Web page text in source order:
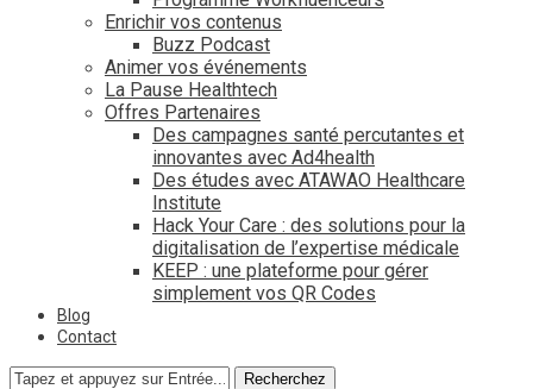
Enrichir vos contenus
Buzz Podcast
Animer vos événements
La Pause Healthtech
Offres Partenaires
Des campagnes santé percutantes et
innovantes avec Ad4health
Des études avec ATAWAO Healthcare
Institute
Hack Your Care : des solutions pour la
digitalisation de l’expertise médicale
KEEP : une plateforme pour gérer
simplement vos QR Codes
Blog
Contact
Recherchez